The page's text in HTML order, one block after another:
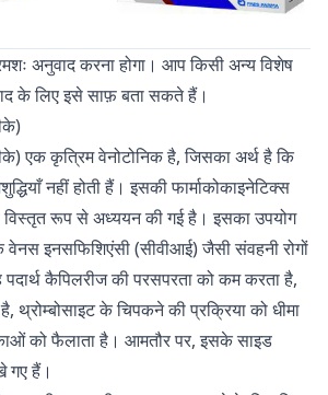
अनुवाद करना होगा। आप किसी अन्य विशेष
के लिए इसे साफ़ बता सकते हैं।
एक कृत्रिम वेनोटोनिक है, जिसका अर्थ है कि
नहीं होती हैं। इसकी फार्माकोकाइनेटिक्स
विस्तृत रूप से अध्ययन की गई है। इसका उपयोग
इनसफिशिएंसी (सीवीआई) जैसी संवहनी रोगों
कैपिलरीज की परसपरता को कम करता है,
थ्रोम्बोसाइट के चिपकने की प्रक्रिया को धीमा
को फैलाता है। आमतौर पर, इसके साइड
गए हैं।